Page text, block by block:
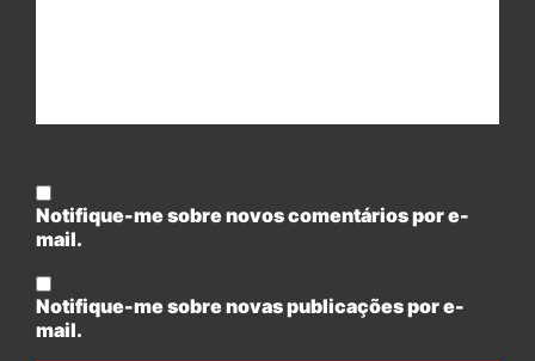
Notifique-me sobre novos comentários por e-
mail.
Notifique-me sobre novas publicações por e-
mail.